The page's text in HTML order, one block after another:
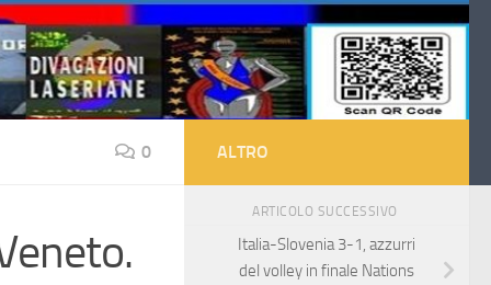
0 ALTRO
ARTICOLO SUCCESSIVO
Italia-Slovenia 3-1, azzurri
del volley in finale Nations